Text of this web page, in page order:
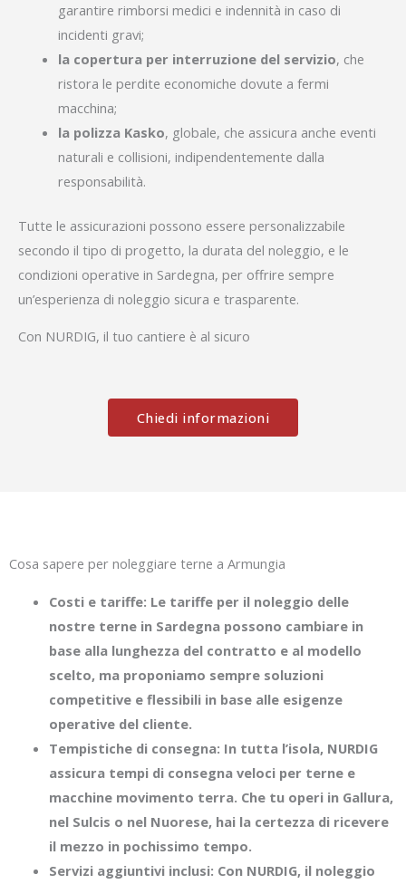
garantire rimborsi medici e indennità in caso di
incidenti gravi;
la copertura per interruzione del servizio, che
ristora le perdite economiche dovute a fermi
macchina;
la polizza Kasko, globale, che assicura anche eventi
naturali e collisioni, indipendentemente dalla
responsabilità.
Tutte le assicurazioni possono essere personalizzabile
secondo il tipo di progetto, la durata del noleggio, e le
condizioni operative in Sardegna, per offrire sempre
un’esperienza di noleggio sicura e trasparente.
Con NURDIG, il tuo cantiere è al sicuro
Chiedi informazioni
Cosa sapere per noleggiare terne a Armungia
Costi e tariffe: Le tariffe per il noleggio delle
nostre terne in Sardegna possono cambiare in
base alla lunghezza del contratto e al modello
scelto, ma proponiamo sempre soluzioni
competitive e flessibili in base alle esigenze
operative del cliente.
Tempistiche di consegna: In tutta l’isola, NURDIG
assicura tempi di consegna veloci per terne e
macchine movimento terra. Che tu operi in Gallura,
nel Sulcis o nel Nuorese, hai la certezza di ricevere
il mezzo in pochissimo tempo.
Servizi aggiuntivi inclusi: Con NURDIG, il noleggio